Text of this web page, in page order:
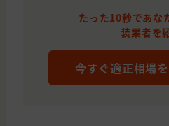
杉並区
外壁
江戸川区
外壁と
港区
わから
たった10秒であな
装業者を
今すぐ適正相場